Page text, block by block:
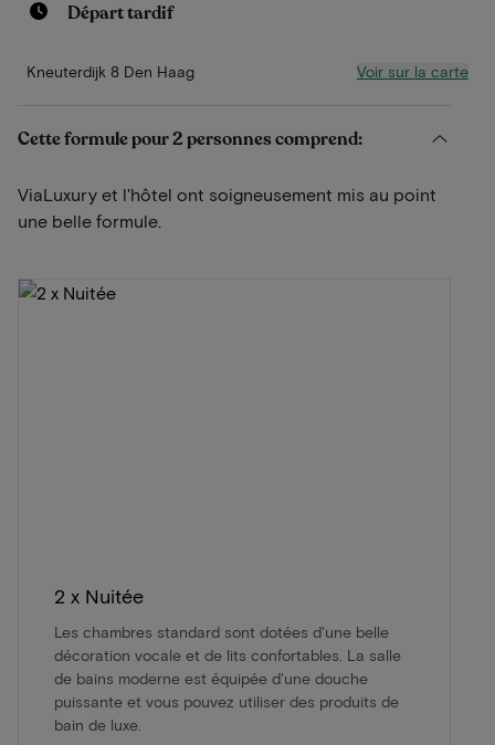
Départ tardif
Kneuterdijk 8 Den Haag Voir sur la carte
Cette formule pour 2 personnes comprend:
ViaLuxury et l'hôtel ont soigneusement mis au point
une belle formule.
2 x Nuitée
Les chambres standard sont dotées d'une belle
décoration vocale et de lits confortables. La salle
de bains moderne est équipée d'une douche
puissante et vous pouvez utiliser des produits de
bain de luxe.